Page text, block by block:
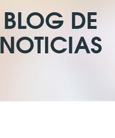
BLOG DE
NOTICIAS